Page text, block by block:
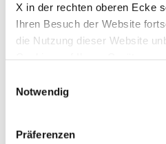
X in der rechten oberen Ecke
Ihren Besuch der Website
die Nutzung dieser Website
Zustimmung.
Notwendig
Präferenzen
category
Kategorie
Fleisch und Fisch
place